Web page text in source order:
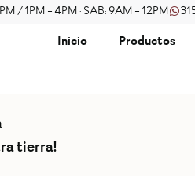
/ 1PM - 4PM · SAB: 9AM - 12PM
Inicio Productos
tierra!